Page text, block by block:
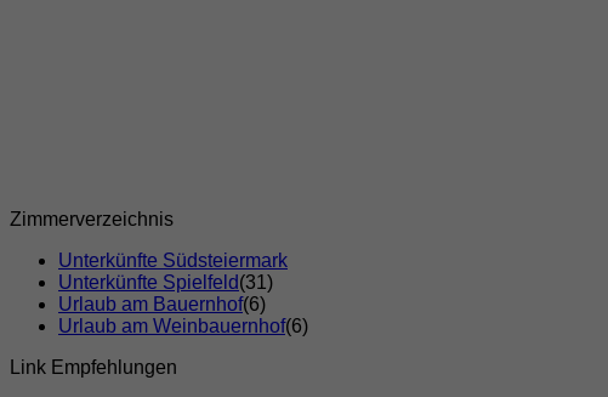
Zimmerverzeichnis
Unterkünfte Südsteiermark
Unterkünfte Spielfeld(31)
Urlaub am Bauernhof(6)
Urlaub am Weinbauernhof(6)
Link Empfehlungen